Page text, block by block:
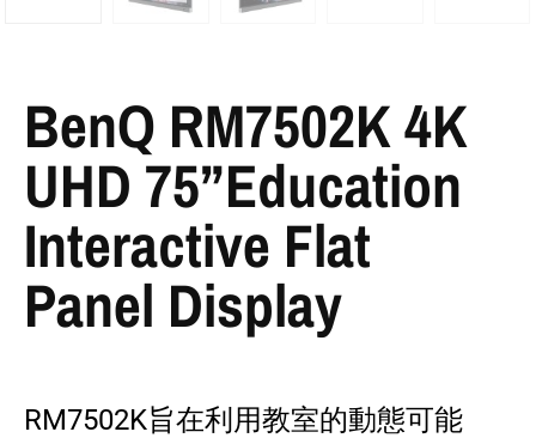
BenQ RM7502K 4K
UHD 75”Education
Interactive Flat
Panel Display
RM7502K旨在利用教室的動態可能